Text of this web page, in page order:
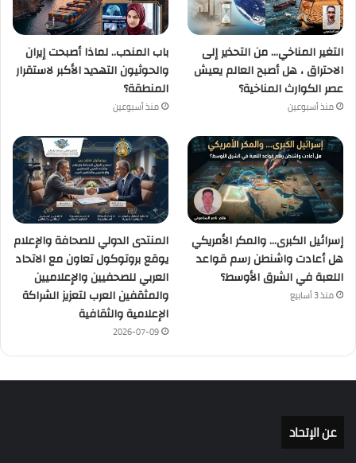
التغير المناخي… من التحذير إلى
الاحتراق ، هل أصبح العالم يعيش
عصر الكوارث المناخية؟
منذ أسبوعين
باب المندب.. لماذا أصبحت إيران
والحوثيون التهديد الأكبر لاستقرار
المنطقة؟
منذ أسبوعين
إسرائيل الكبرى… والمكر الأمريكي
هل أعادت واشنطن رسم قواعد
اللعبة في الشرق الأوسط؟
منذ 3 أسابيع
المنتدى الدولي للصحافة والإعلام
يوقع بروتوكول تعاون مع الاتحاد
العربي للصحفيين والإعلاميين
والمثقفين العرب لتعزيز الشراكة
الإعلامية والثقافية
2026-07-09
عن الإتحاد